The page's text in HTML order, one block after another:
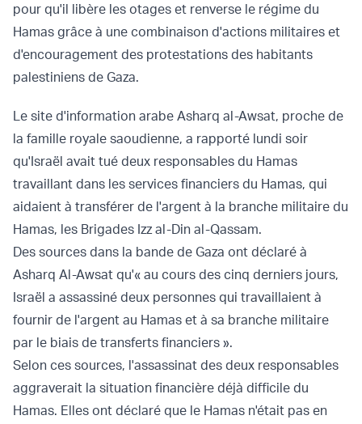
pour qu'il libère les otages et renverse le régime du
Hamas grâce à une combinaison d'actions militaires et
d'encouragement des protestations des habitants
palestiniens de Gaza.
Le site d'information arabe Asharq al-Awsat, proche de
la famille royale saoudienne, a rapporté lundi soir
qu'Israël avait tué deux responsables du Hamas
travaillant dans les services financiers du Hamas, qui
aidaient à transférer de l'argent à la branche militaire du
Hamas, les Brigades Izz al-Din al-Qassam.
Des sources dans la bande de Gaza ont déclaré à
Asharq Al-Awsat qu'« au cours des cinq derniers jours,
Israël a assassiné deux personnes qui travaillaient à
fournir de l'argent au Hamas et à sa branche militaire
par le biais de transferts financiers ».
Selon ces sources, l'assassinat des deux responsables
aggraverait la situation financière déjà difficile du
Hamas. Elles ont déclaré que le Hamas n'était pas en